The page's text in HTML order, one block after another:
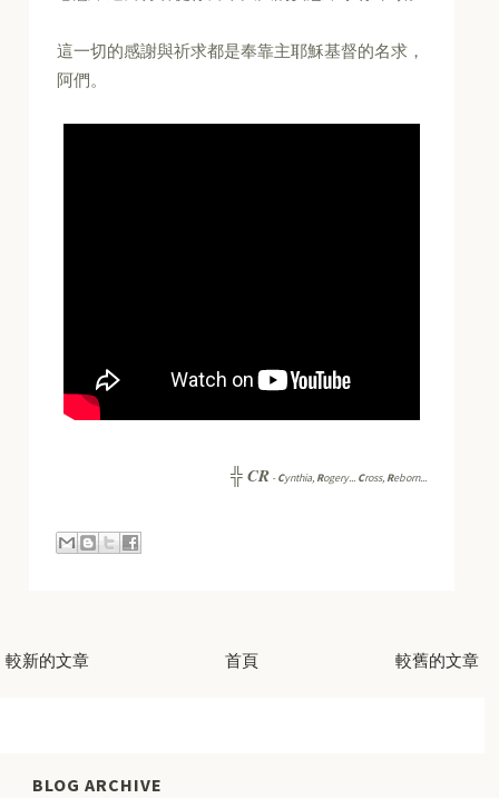
這一切的感謝與祈求都是奉靠主耶穌基督的名求，
阿們。
╬CR -Cynthia, Rogery... Cross, Reborn...
較新的文章 較舊的文章
首頁
BLOG ARCHIVE